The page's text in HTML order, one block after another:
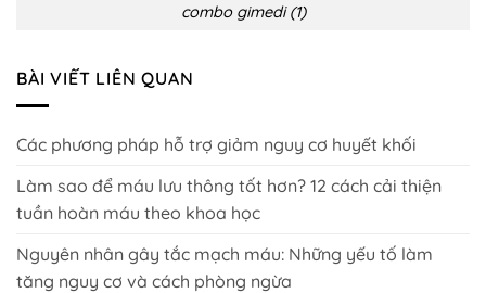
combo gimedi (1)
BÀI VIẾT LIÊN QUAN
Các phương pháp hỗ trợ giảm nguy cơ huyết khối
Làm sao để máu lưu thông tốt hơn? 12 cách cải thiện
tuần hoàn máu theo khoa học
Nguyên nhân gây tắc mạch máu: Những yếu tố làm
tăng nguy cơ và cách phòng ngừa